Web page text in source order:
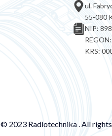
ul.
55-080
NIP:
KRS:
© 2023 Radiotechnika . All